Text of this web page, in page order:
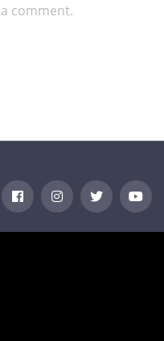
comment.